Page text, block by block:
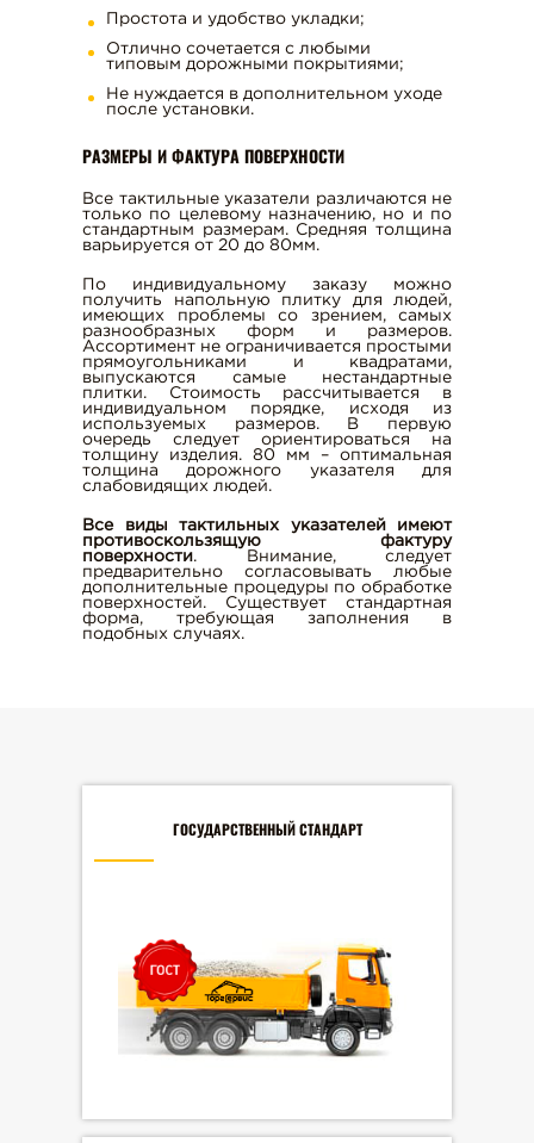
Простота и удобство укладки;
Отлично сочетается с любыми
типовым дорожными покрытиями;
Не нуждается в дополнительном уходе
после установки.
РАЗМЕРЫ И ФАКТУРА ПОВЕРХНОСТИ
Все тактильные указатели различаются не
только по целевому назначению, но и по
стандартным размерам. Средняя толщина
варьируется от 20 до 80мм.
По индивидуальному заказу можно
получить напольную плитку для людей,
имеющих проблемы со зрением, самых
разнообразных форм и размеров.
Ассортимент не ограничивается простыми
прямоугольниками и квадратами,
выпускаются самые нестандартные
плитки. Стоимость рассчитывается в
индивидуальном порядке, исходя из
используемых размеров. В первую
очередь следует ориентироваться на
толщину изделия. 80 мм – оптимальная
толщина дорожного указателя для
слабовидящих людей.
Все виды тактильных указателей имеют
противоскользящую фактуру
поверхности. Внимание, следует
предварительно согласовывать любые
дополнительные процедуры по обработке
поверхностей. Существует стандартная
форма, требующая заполнения в
подобных случаях.
ГОСУДАРСТВЕННЫЙ СТАНДАРТ